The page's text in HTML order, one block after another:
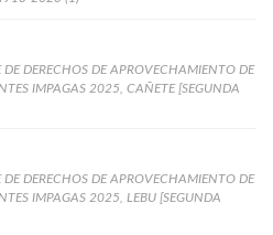
DE DERECHOS DE APROVECHAMIENTO DE
IMPAGAS 2025, CAÑETE [SEGUNDA
DE DERECHOS DE APROVECHAMIENTO DE
IMPAGAS 2025, LEBU [SEGUNDA